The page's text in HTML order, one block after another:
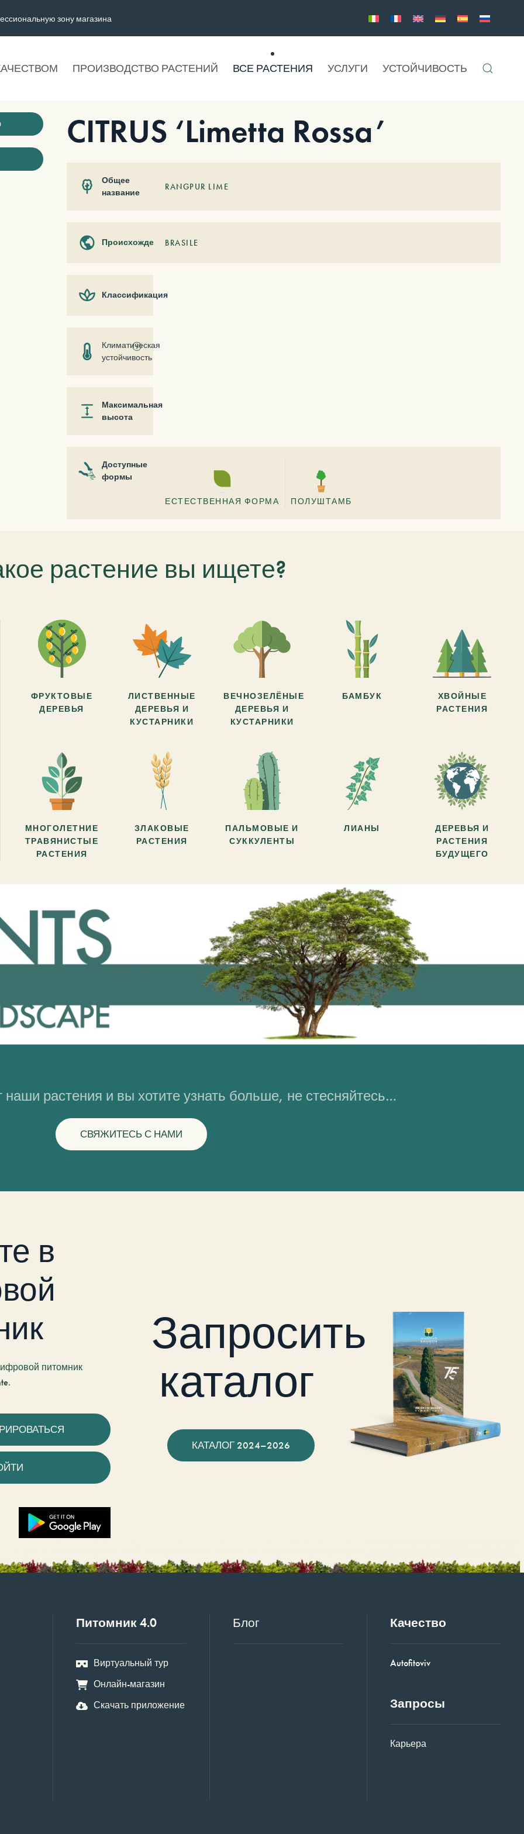
зону магазина
ПРОИЗВОДСТВО РАСТЕНИЙ ВСЕ РАСТЕНИЯ УСЛУГИ УСТОЙЧИВОСТЬ
CITRUS ‘Limetta Rossa’
Общее
название
RANGPUR LIME
ПроисхождениеBRASILE
Классификация
Климатическая
устойчивость
ⓘ
Максимальная
высота
Доступные
формы
ЕСТЕСТВЕННАЯ ФОРМА ПОЛУШТАМБ
растение вы ищете?
ФРУКТОВЫЕ
ДЕРЕВЬЯ
ЛИСТВЕННЫЕ
ДЕРЕВЬЯ И
КУСТАРНИКИ
ВЕЧНОЗЕЛЁНЫЕ
ДЕРЕВЬЯ И
КУСТАРНИКИ
БАМБУК
ХВОЙНЫЕ
РАСТЕНИЯ
МНОГОЛЕТНИЕ
ТРАВЯНИСТЫЕ
РАСТЕНИЯ
ЗЛАКОВЫЕ
РАСТЕНИЯ
ПАЛЬМОВЫЕ И
СУККУЛЕНТЫ
ЛИАНЫ
ДЕРЕВЬЯ И
РАСТЕНИЯ
БУДУЩЕГО
растения и вы хотите узнать больше, не стесняйтесь…
СВЯЖИТЕСЬ С НАМИ
в
питомник
Запросить
каталог
КАТАЛОГ 2024–2026
Питомник 4.0
Виртуальный тур
Онлайн-магазин
Скачать приложение
Блог Качество
Autofitoviv
Запросы
Карьера